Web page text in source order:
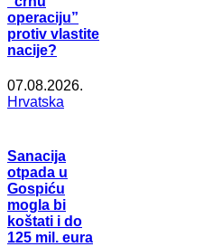
operaciju”
protiv vlastite
nacije?
07.08.2026.
Hrvatska
Sanacija
otpada u
Gospiću
mogla bi
koštati i do
125 mil. eura